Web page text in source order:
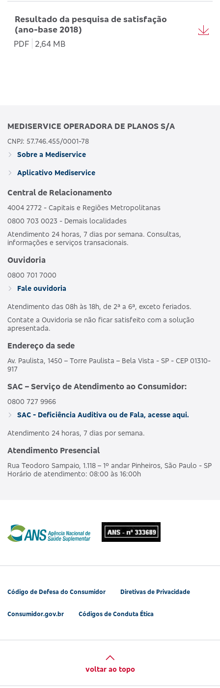
Resultado da pesquisa de satisfação
(ano-base 2018)
PDF
2,64 MB
MEDISERVICE OPERADORA DE PLANOS S/A
CNPJ: 57.746.455/0001-78
Sobre a Mediservice
Aplicativo Mediservice
Central de Relacionamento
4004 2772 - Capitais e Regiões Metropolitanas
0800 703 0023 - Demais localidades
Atendimento 24 horas, 7 dias por semana. Consultas,
informações e serviços transacionais.
Ouvidoria
0800 701 7000
Fale ouvidoria
Atendimento das 08h às 18h, de 2ª a 6ª, exceto feriados.
Contate a Ouvidoria se não ficar satisfeito com a solução
apresentada.
Endereço da sede
Av. Paulista, 1450 – Torre Paulista – Bela Vista - SP - CEP 01310-
917
SAC – Serviço de Atendimento ao Consumidor:
0800 727 9966
SAC - Deficiência Auditiva ou de Fala, acesse aqui.
Atendimento 24 horas, 7 dias por semana.
Atendimento Presencial
Rua Teodoro Sampaio, 1.118 – 1º andar Pinheiros, São Paulo - SP
Horário de atendimento: 08:00 às 16:00h
Código de Defesa do Consumidor Diretivas de Privacidade
Consumidor.gov.br Códigos de Conduta Ética
voltar ao topo